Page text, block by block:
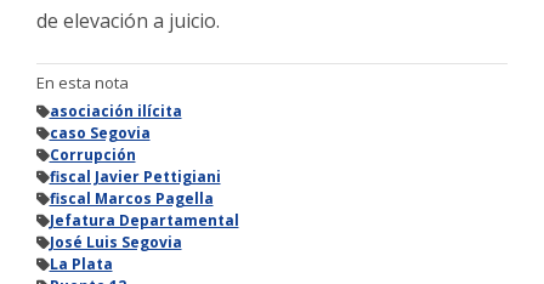
de elevación a juicio.
En esta nota
asociación ilícita
caso Segovia
Corrupción
fiscal Javier Pettigiani
fiscal Marcos Pagella
Jefatura Departamental
José Luis Segovia
La Plata